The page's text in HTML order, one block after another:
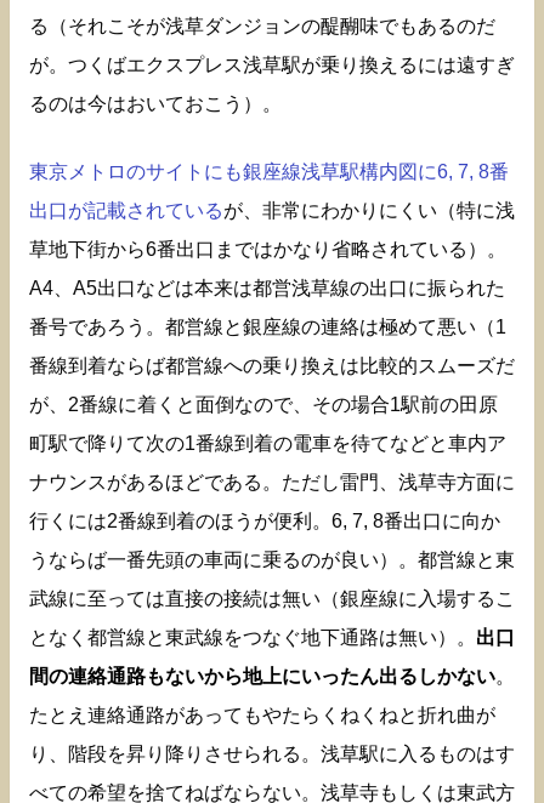
る（それこそが浅草ダンジョンの醍醐味でもあるのだ
が。つくばエクスプレス浅草駅が乗り換えるには遠すぎ
るのは今はおいておこう）。
東京メトロのサイトにも銀座線浅草駅構内図に6, 7, 8番
出口が記載されているが、非常にわかりにくい（特に浅
草地下街から6番出口まではかなり省略されている）。
A4、A5出口などは本来は都営浅草線の出口に振られた
番号であろう。都営線と銀座線の連絡は極めて悪い（1
番線到着ならば都営線への乗り換えは比較的スムーズだ
が、2番線に着くと面倒なので、その場合1駅前の田原
町駅で降りて次の1番線到着の電車を待てなどと車内ア
ナウンスがあるほどである。ただし雷門、浅草寺方面に
行くには2番線到着のほうが便利。6, 7, 8番出口に向か
うならば一番先頭の車両に乗るのが良い）。都営線と東
武線に至っては直接の接続は無い（銀座線に入場するこ
となく都営線と東武線をつなぐ地下通路は無い）。 出口
間の連絡通路もないから地上にいったん出るしかない。
たとえ連絡通路があってもやたらくねくねと折れ曲が
り、階段を昇り降りさせられる。浅草駅に入るものはす
べての希望を捨てねばならない。浅草寺もしくは東武方